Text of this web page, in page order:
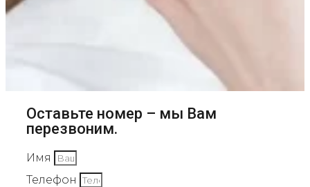
Оставьте номер – мы Вам
перезвоним.
Имя
Телефон